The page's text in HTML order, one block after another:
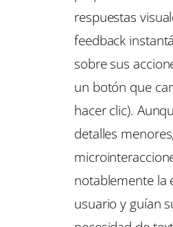
respuestas
feedback
sobre sus
un botón que
hacer clic).
detalles
notablemente la
usuario y guían